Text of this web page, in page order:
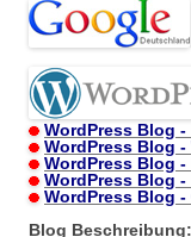
WordPress Blog -
WordPress Blog
WordPress Blog
WordPress Blog -
WordPress Blog
Blog Beschreibung: